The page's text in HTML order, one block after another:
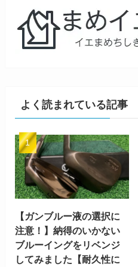
よく読まれている記事
【ガンブルー液の選択に
注意！】納得のいかない
ブルーイングをリベンジ
してみました【耐久性に